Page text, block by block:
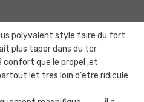
polyvalent style faire du fort
plus taper dans du tcr
confort que le propel ,et
!et tres loin d'etre ridicule